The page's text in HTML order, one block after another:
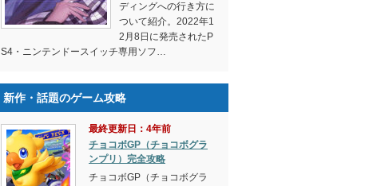
ディングへの行き方に
ついて紹介。2022年1
2月8日に発売されたP
S4・ニンテンドースイッチ専用ソフ…
新作・話題のゲーム攻略
最終更新日：4年前
チョコボGP（チョコボグラ
ンプリ）完全攻略
チョコボGP（チョコボグラ